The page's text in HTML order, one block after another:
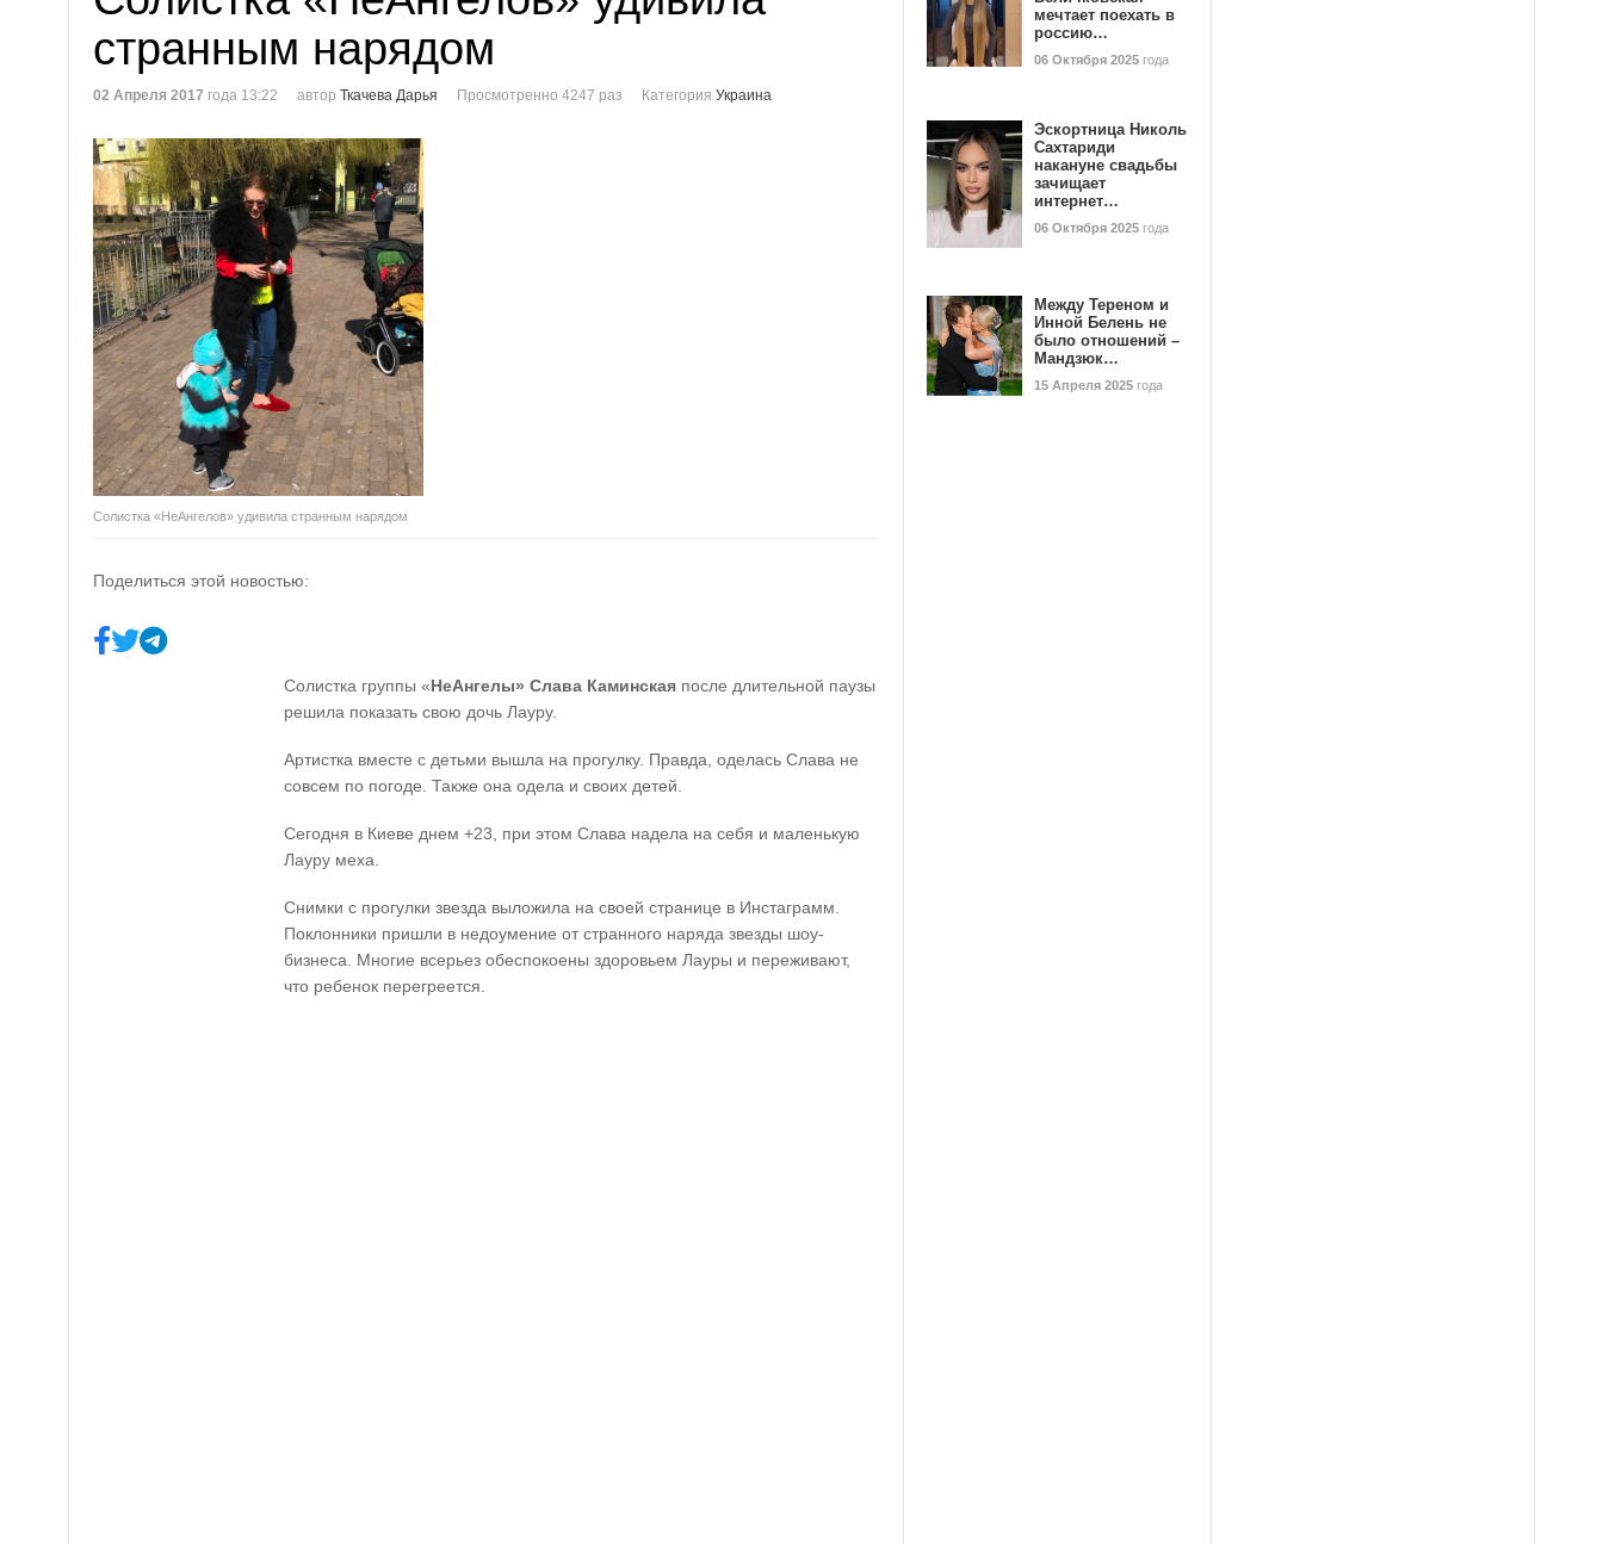
странным нарядом
02 Апреля 2017 года 13:22 автор Ткачева Дарья Просмотренно 4247 раз Категория Украина
Солистка «НеАнгелов» удивила странным нарядом
Поделиться этой новостью:
Солистка группы «НеАнгелы» Слава Каминская после длительной паузы
решила показать свою дочь Лауру.
Артистка вместе с детьми вышла на прогулку. Правда, оделась Слава не
совсем по погоде. Также она одела и своих детей.
Сегодня в Киеве днем +23, при этом Слава надела на себя и маленькую
Лауру меха.
Снимки с прогулки звезда выложила на своей странице в Инстаграмм.
Поклонники пришли в недоумение от странного наряда звезды шоу-
бизнеса. Многие всерьез обеспокоены здоровьем Лауры и переживают,
что ребенок перегреется.
мечтает поехать в
россию…
06 Октября 2025 года
Эскортница Николь
Сахтариди
накануне свадьбы
зачищает
интернет…
06 Октября 2025 года
Между Тереном и
Инной Белень не
было отношений –
Мандзюк…
15 Апреля 2025 года